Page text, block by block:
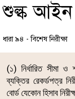
শুল্ক
ধারা ৯৪ - বিশেষ নিরীক্ষা
(১) নির্ধারিত সীমা ও
ব্যক্তির রেকর্ডপত্র
বোর্ড যেকোন হিসাব